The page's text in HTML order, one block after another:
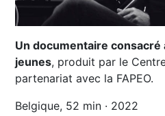
Un documentaire consacré
jeunes, produit par le
partenariat avec la FAPEO.
Belgique, 52 min · 2022